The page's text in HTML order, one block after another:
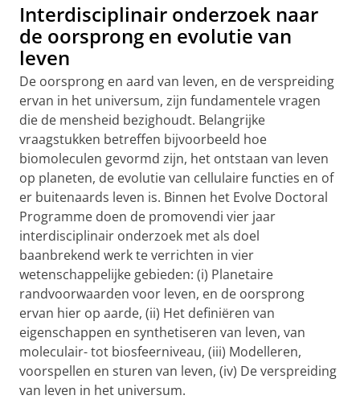
Interdisciplinair onderzoek naar
de oorsprong en evolutie van
leven
De oorsprong en aard van leven, en de verspreiding
ervan in het universum, zijn fundamentele vragen
die de mensheid bezighoudt. Belangrijke
vraagstukken betreffen bijvoorbeeld hoe
biomoleculen gevormd zijn, het ontstaan van leven
op planeten, de evolutie van cellulaire functies en of
er buitenaards leven is. Binnen het Evolve Doctoral
Programme doen de promovendi vier jaar
interdisciplinair onderzoek met als doel
baanbrekend werk te verrichten in vier
wetenschappelijke gebieden: (i) Planetaire
randvoorwaarden voor leven, en de oorsprong
ervan hier op aarde, (ii) Het definiëren van
eigenschappen en synthetiseren van leven, van
moleculair- tot biosfeerniveau, (iii) Modelleren,
voorspellen en sturen van leven, (iv) De verspreiding
van leven in het universum.